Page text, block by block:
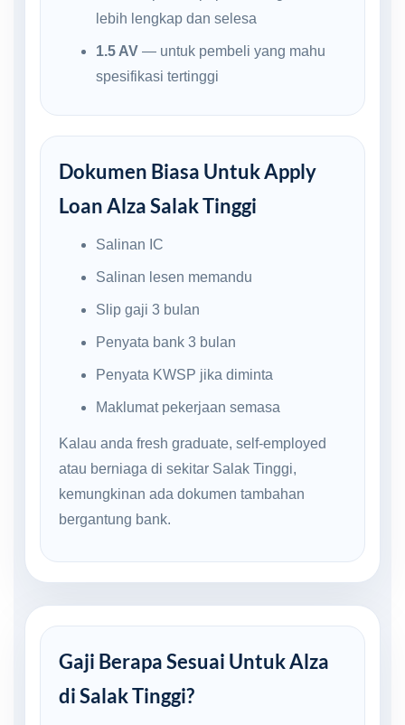
lebih lengkap dan selesa
1.5 AV— untuk pembeli yang mahu
spesifikasi tertinggi
Dokumen Biasa Untuk Apply
Loan Alza Salak Tinggi
Salinan IC
Salinan lesen memandu
Slip gaji 3 bulan
Penyata bank 3 bulan
Penyata KWSP jika diminta
Maklumat pekerjaan semasa
Kalau anda fresh graduate, self-employed
atau berniaga di sekitar Salak Tinggi,
kemungkinan ada dokumen tambahan
bergantung bank.
Gaji Berapa Sesuai Untuk Alza
di Salak Tinggi?